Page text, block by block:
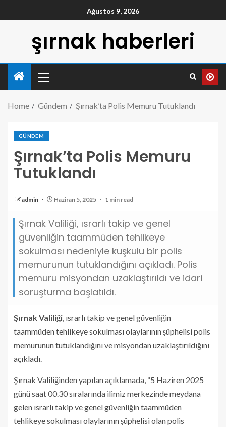
Ağustos 9, 2026
şırnak haberleri
Home Gündem Şırnak’ta Polis Memuru Tutuklandı
GÜNDEM
Şırnak’ta Polis Memuru
Tutuklandı
admin Haziran 5, 2025 1 min read
Şırnak Valiliği, ısrarlı takip ve genel
güvenliğin taammüden tehlikeye
sokulması nedeniyle kuşkulu bir polis
memurunun tutuklandığını açıkladı. Polis
memuru misyondan uzaklaştırıldı ve idari
soruşturma başlatıldı.
Şırnak Valiliği, ısrarlı takip ve genel güvenliğin
taammüden tehlikeye sokulması olaylarının şüphelisi polis
memurunun tutuklandığını ve misyondan uzaklaştırıldığını
açıkladı.
Şırnak Valiliğinden yapılan açıklamada, “5 Haziren 2025
günü saat 00.30 sıralarında ilimiz merkezinde meydana
gelen ısrarlı takip ve genel güvenliğin taammüden
tehlikeye sokulması olaylarının şüphelisi olan polis